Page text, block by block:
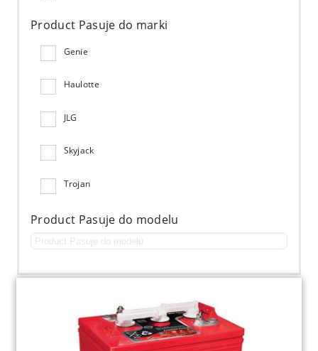
Product Pasuje do marki
Genie
Haulotte
JLG
Skyjack
Trojan
Product Pasuje do modelu